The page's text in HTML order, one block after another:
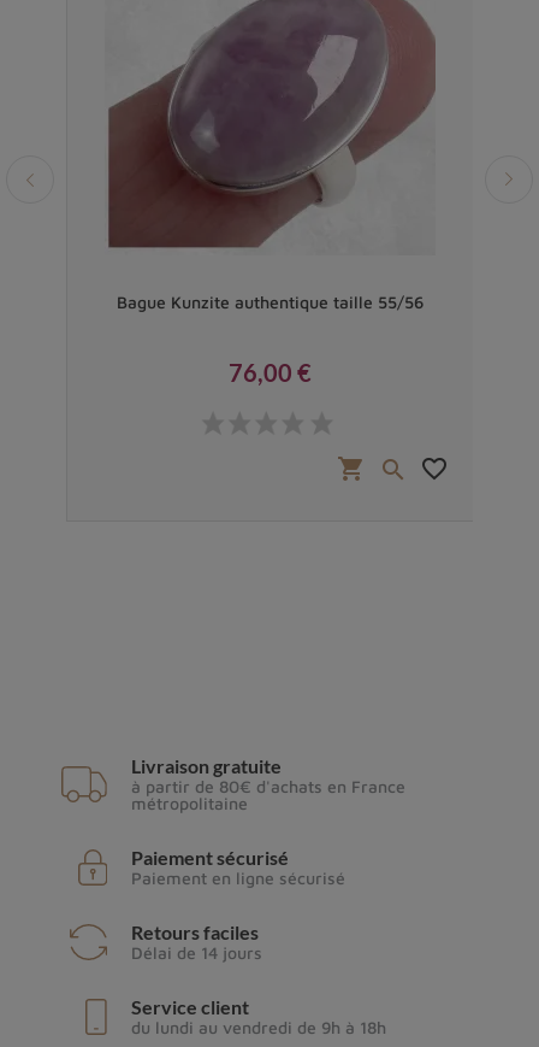
Bague Kunzite authentique taille 55/56
76,00 €
shopping_cart  favorite_border
Livraison gratuite
à partir de 80€ d'achats en France
métropolitaine
Paiement sécurisé
Paiement en ligne sécurisé
Retours faciles
Délai de 14 jours
Service client
du lundi au vendredi de 9h à 18h